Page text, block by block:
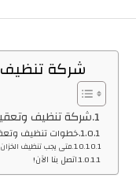
شركة تنظيف
شركة تنظيف
خطوات تنظيف
متى يجب تنظيف
اتصل بنا الآن!